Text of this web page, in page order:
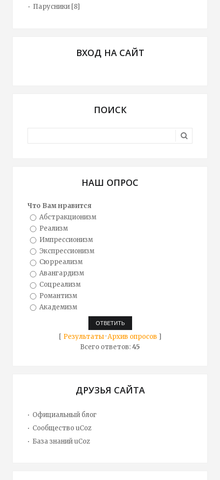
Парусники [8]
ВХОД НА САЙТ
ПОИСК
НАШ ОПРОС
Что Вам нравится
Абстракционизм
Реализм
Импрессионизм
Экспрессионизм
Сюрреализм
Авангардизм
Соцреализм
Романтизм
Академизм
[ Результаты·Архив опросов ]
Всего ответов:45
ДРУЗЬЯ САЙТА
Официальный блог
Сообщество uCoz
База знаний uCoz